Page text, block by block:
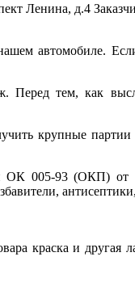
Ленина, д.4
автомобиле.
тем, как
крупные
ОК 005-93 (ОКП)
краска и другая